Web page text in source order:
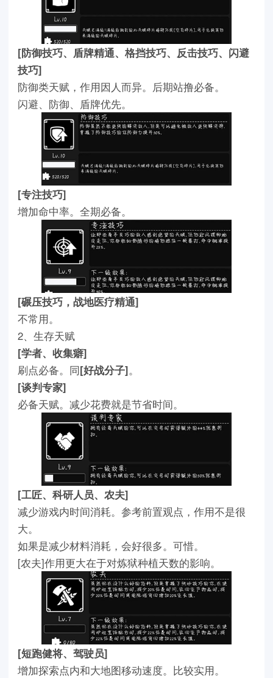
[防御技巧、盾牌精通、格挡技巧、反击技巧、闪避
技巧]
防御类天赋，作用因人而异。后期站撸必备。
闪避、防御、盾牌优先。
[专注技巧]
增加命中率。全期必备。
[碾压技巧，战地医疗精通]
不常用。
2、生存天赋
[学者、收集癖]
刷点必备。同[好战分子]。
[谈判专家]
必备天赋。减少花费就是节省时间。
[工匠、科研人员、农夫]
减少游戏内时间消耗。参考前置观点，作用不是很
大。
如果是减少材料消耗，会好很多。可惜。
[农夫]作用更大在于对炼狱种植天数的影响。
[短跑健将、驾驶员]
增加探索点内和大地图移动速度。比较实用。